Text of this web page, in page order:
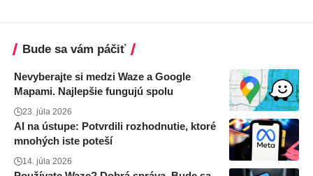
Bude sa vám páčiť
Nevyberajte si medzi Waze a Google
Mapami. Najlepšie fungujú spolu
23. júla 2026
AI na ústupe: Potvrdili rozhodnutie, ktoré
mnohých iste poteší
14. júla 2026